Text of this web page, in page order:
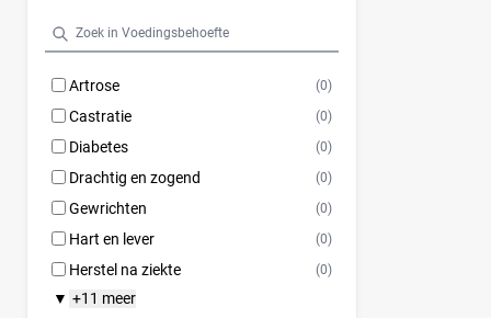
Artrose (0)
Castratie (0)
Diabetes (0)
Drachtig en zogend (0)
Gewrichten (0)
Hart en lever (0)
Herstel na ziekte (0)
▼ +11 meer